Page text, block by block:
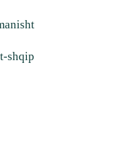
shqip